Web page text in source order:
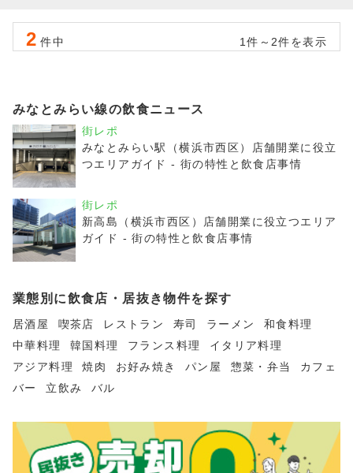
2 件中 1件～2件を表示
みなとみらい線の飲食ニュース
街レポ
みなとみらい駅（横浜市西区）店舗開業に役立
つエリアガイド - 街の特性と飲食店事情
街レポ
新高島（横浜市西区）店舗開業に役立つエリア
ガイド - 街の特性と飲食店事情
業態別に飲食店・居抜き物件を探す
居酒屋 喫茶店 レストラン 寿司 ラーメン
和食料理
中華料理
韓国料理 フランス料理
イタリア料理
アジア料理
焼肉 お好み焼き パン屋 惣菜・弁当
カフェ
バー
立飲み バル